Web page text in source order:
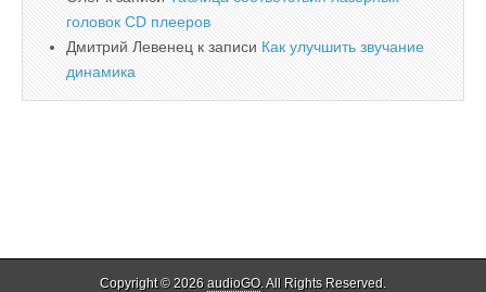
головок CD плееров
Дмитрий Левенец к записи Как улучшить звучание
динамика
Copyright © 2026 audioGO. All Rights Reserved.